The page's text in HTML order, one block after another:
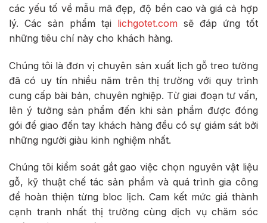
các yếu tố về mẫu mã đẹp, độ bền cao và giá cả hợp
lý. Các sản phẩm tại lichgotet.com sẽ đáp ứng tốt
những tiêu chí này cho khách hàng.
Chúng tôi là đơn vị chuyên sản xuất lịch gỗ treo tường
đã có uy tín nhiều năm trên thị trường với quy trình
cung cấp bài bản, chuyên nghiệp. Từ giai đoạn tư vấn,
lên ý tưởng sản phẩm đến khi sản phẩm được đóng
gói để giao đến tay khách hàng đều có sự giám sát bởi
những người giàu kinh nghiệm nhất.
Chúng tôi kiểm soát gắt gao việc chọn nguyên vật liệu
gỗ, kỹ thuật chế tác sản phẩm và quá trình gia công
để hoàn thiện từng bloc lịch. Cam kết mức giá thành
cạnh tranh nhất thị trường cùng dịch vụ chăm sóc